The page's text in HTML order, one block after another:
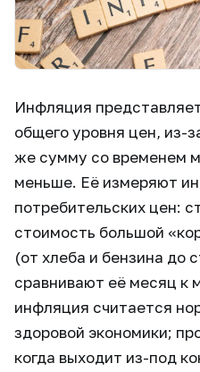
Инфляция
общего уровня цен, из-
же сумму со временем
меньше. Её измеряют
потребительских цен:
стоимость большой
(от хлеба и бензина до
сравнивают её месяц к
инфляция считается
здоровой экономики;
когда выходит из-под